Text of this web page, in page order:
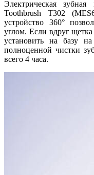
Электрическая
Toothbrush T302
устройство 360°
углом. Если вдруг
установить на базу
полноценной чистки
всего 4 часа.